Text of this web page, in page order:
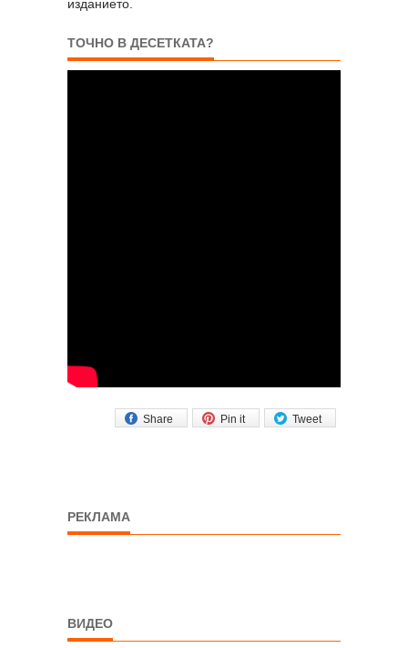
изданието.
ТОЧНО В ДЕСЕТКАТА?
Tweet
Pin it
Share
РЕКЛАМА
ВИДЕО